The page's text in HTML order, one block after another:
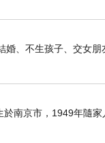
婚、不生孩子、交女
南京市，1949年隨